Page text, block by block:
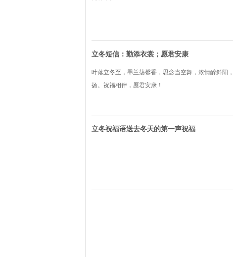
立冬短信：勤添衣裳；愿君安康
叶落立冬至，墨兰荡馨香，思念当空舞，浓情醉斜阳
扬。祝福相伴，愿君安康！
立冬祝福语送去冬天的第一声祝福